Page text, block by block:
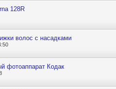
128R
волос с насадками
фотоаппарат Кодак